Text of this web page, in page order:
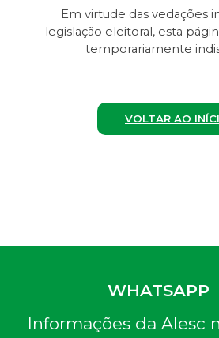
Em virtude das vedações
legislação eleitoral, esta
temporariamente
VOLTAR AO
WHATSAPP
Informações da Alesc